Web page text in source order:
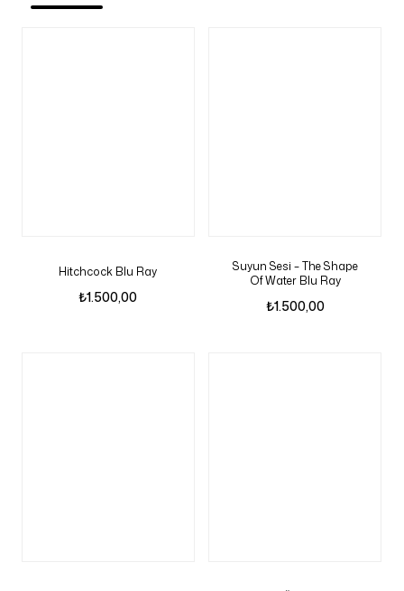
Hitchcock Blu Ray
₺1.500,00
Suyun Sesi – The Shape
Of Water Blu Ray
₺1.500,00